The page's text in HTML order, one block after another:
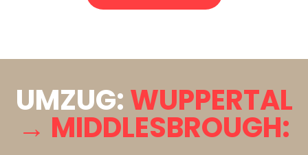
UMZUG:WUPPERTAL
→ MIDDLESBROUGH: